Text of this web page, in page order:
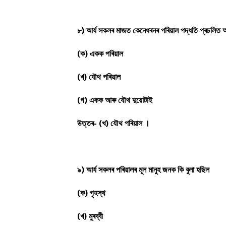
৮) আৰ্য সকলৰ মাজত কেনেধৰনৰ পৰিয়াল পদ্ধতি প্ৰচলিত
(ক) একক পৰিয়াল
(খ) যৌথ পৰিয়াল
(গ) একক আৰু যৌথ দুয়োটাই
উত্তৰ- (খ) যৌথ পৰিয়াল ।
৯) আৰ্য সকলৰ পৰিয়ালৰ মূল মানুহ জনক কি বুলা হছিল
(ক) গৃহস্থ
(খ) মুৰব্বী